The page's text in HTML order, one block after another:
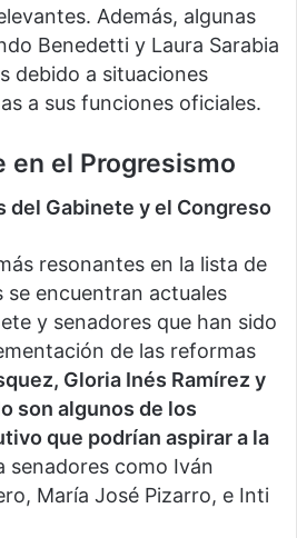
Además, algunas
Benedetti y Laura Sarabia
debido a situaciones
a sus funciones oficiales.
en el Progresismo
del Gabinete y el Congreso
resonantes en la lista de
se encuentran actuales
y senadores que han sido
de las reformas
Gloria Inés Ramírez y
son algunos de los
que podrían aspirar a la
senadores como Iván
María José Pizarro, e Inti